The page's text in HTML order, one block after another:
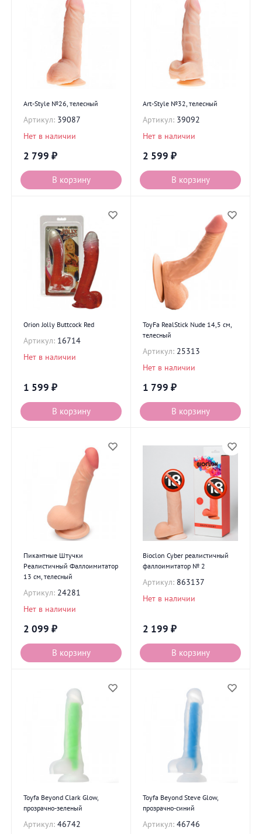
Art-Style №26, телесный
Артикул: 39087
Нет в наличии
2 799 ₽
В корзину
Art-Style №32, телесный
Артикул: 39092
Нет в наличии
2 599 ₽
В корзину
Orion Jolly Buttcock Red
Артикул: 16714
Нет в наличии
1 599 ₽
В корзину
ToyFa RealStick Nude 14,5 см,
телесный
Артикул: 25313
Нет в наличии
1 799 ₽
В корзину
Пикантные Штучки
Реалистичный Фаллоимитатор
13 см, телесный
Артикул: 24281
Нет в наличии
2 099 ₽
В корзину
Bioclon Cyber реалистичный
фаллоимитатор № 2
Артикул: 863137
Нет в наличии
2 199 ₽
В корзину
Toyfa Beyond Clark Glow,
прозрачно-зеленый
Артикул: 46742
Toyfa Beyond Steve Glow,
прозрачно-синий
Артикул: 46746